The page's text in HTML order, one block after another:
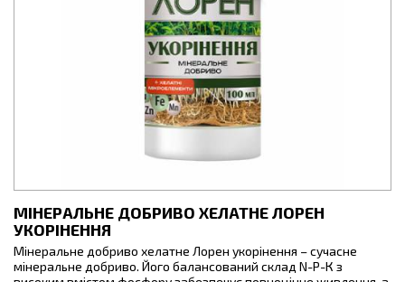
МІНЕРАЛЬНЕ ДОБРИВО ХЕЛАТНЕ ЛОРЕН
УКОРІНЕННЯ
Мінеральне добриво хелатне Лорен укорінення – сучасне
мінеральне добриво. Його балансований склад N-P-К з